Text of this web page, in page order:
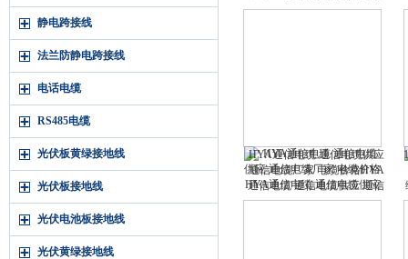
静电跨接线
法兰防静电跨接线
电话电缆
RS485电缆
光伏板黄绿接地线
光伏板接地线
光伏电池板接地线
光伏黄绿接地线
MHYVR 1×4×7/0.52 0.28 0.37
HYA通信电缆 通信电缆供应
通信电缆厂家 电缆价格HYA
通信电缆 通信电缆供应 通信
电缆厂家 电缆价格